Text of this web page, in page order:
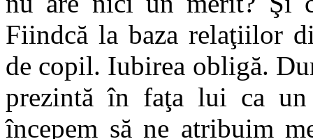
Fiindcă la baza relaţiilor
de copil. Iubirea obligă.
prezintă în faţa lui ca
începem să ne atribuim